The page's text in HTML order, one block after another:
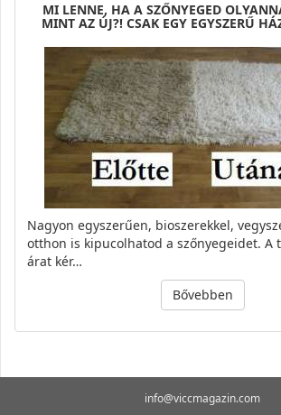
MI LENNE, HA A SZŐNYEGED
MINT AZ ÚJ?! CSAK EGY EGYSZERŰ
Nagyon egyszerűen, bioszerekkel,
otthon is kipucolhatod a szőnyegeidet. A
árat kér…
Bővebben
info@viccmagazin.com